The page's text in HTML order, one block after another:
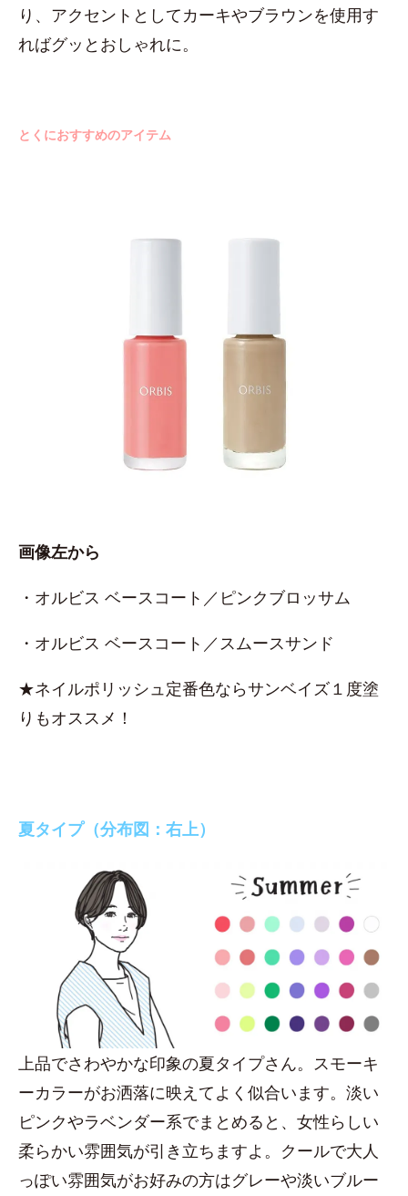
り、アクセントとしてカーキやブラウンを使用す
ればグッとおしゃれに。
とくにおすすめのアイテム
画像左から
・オルビス ベースコート／ピンクブロッサム
・オルビス ベースコート／スムースサンド
★ネイルポリッシュ定番色ならサンベイズ１度塗
りもオススメ！
夏タイプ（分布図：右上）
上品でさわやかな印象の夏タイプさん。スモーキ
ーカラーがお洒落に映えてよく似合います。淡い
ピンクやラベンダー系でまとめると、女性らしい
柔らかい雰囲気が引き立ちますよ。クールで大人
っぽい雰囲気がお好みの方はグレーや淡いブルー